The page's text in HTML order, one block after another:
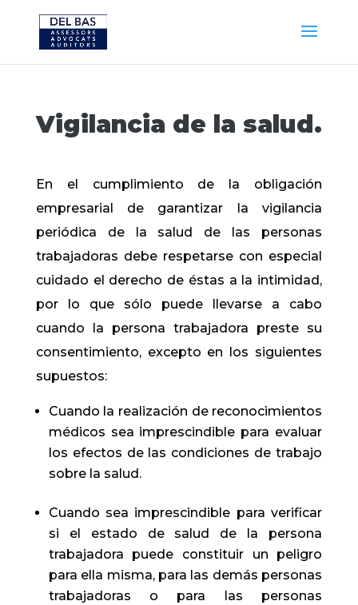
Vigilancia de la salud.
En el cumplimiento de la obligación
empresarial de garantizar la vigilancia
periódica de la salud de las personas
trabajadoras debe respetarse con especial
cuidado el derecho de éstas a la intimidad,
por lo que sólo puede llevarse a cabo
cuando la persona trabajadora preste su
consentimiento, excepto en los siguientes
supuestos:
Cuando la realización de reconocimientos
médicos sea imprescindible para evaluar
los efectos de las condiciones de trabajo
sobre la salud.
Cuando sea imprescindible para verificar
si el estado de salud de la persona
trabajadora puede constituir un peligro
para ella misma, para las demás personas
trabajadoras o para las personas